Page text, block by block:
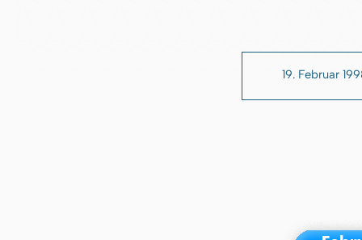
19. Februar